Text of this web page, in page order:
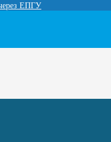
ЕПГУ